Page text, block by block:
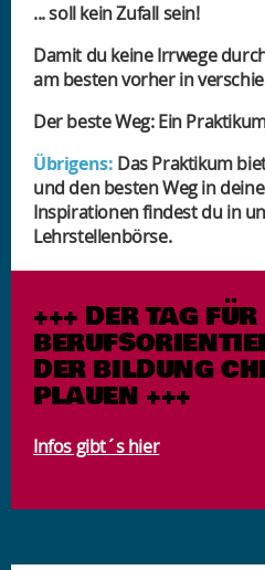
... soll kein Zufall sein!
Damit du keine Irrwege
am besten vorher in
Der beste Weg: Ein
Übrigens: Das Praktikum
und den besten Weg in
Inspirationen findest du in
Lehrstellenbörse.
+++ DER TAG
DER BILDUNG
PLAUEN +++
Infos gibt´s hier